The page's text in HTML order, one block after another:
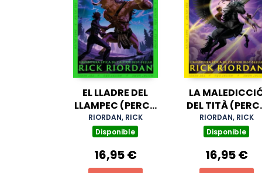
EL LLADRE DEL
LLAMPEC (PERCY
JACKSON I ELS
DÉUS DE L'OLIMP 1)
RIORDAN, RICK
Disponible
16,95 €
LA
DEL TITÀ
JACKSON I ELS
DÉUS DE L'OLIMP
RIORDAN, RICK
Disponible
16,95 €